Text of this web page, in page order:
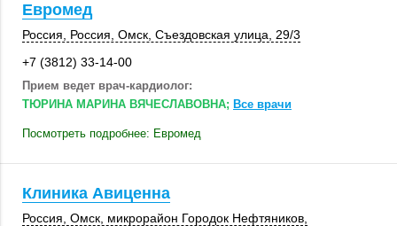
Евромед
Россия Россия Омск Съездовская улица
29/3
+7 (3812) 33-14-00
Прием ведет врач-кардиолог:
ТЮРИНА МАРИНА ВЯЧЕСЛАВОВНА; Все врачи
Посмотреть подробнее: Евромед
Клиника Авиценна
Россия Омск , микрорайон Городок Нефтяников,